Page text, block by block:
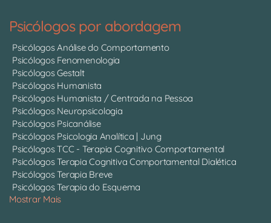
Psicólogos por abordagem
Psicólogos Análise do Comportamento
Psicólogos Fenomenologia
Psicólogos Gestalt
Psicólogos Humanista
Psicólogos Humanista / Centrada na Pessoa
Psicólogos Neuropsicologia
Psicólogos Psicanálise
Psicólogos Psicologia Analítica | Jung
Psicólogos TCC - Terapia Cognitivo Comportamental
Psicólogos Terapia Cognitiva Comportamental Dialética
Psicólogos Terapia Breve
Psicólogos Terapia do Esquema
Mostrar Mais